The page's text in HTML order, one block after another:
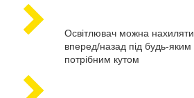
Освітлювач можна нахиляти
вперед/назад під будь-яким
потрібним кутом